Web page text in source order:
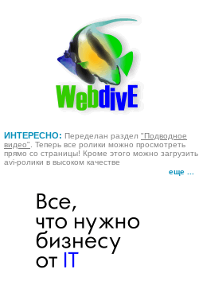
ИНТЕРЕСНО: Переделан раздел "Подводное
видео" . Теперь все ролики можно просмотреть
прямо со страницы! Кроме этого можно загрузить
avi-ролики в высоком качестве
еще ...